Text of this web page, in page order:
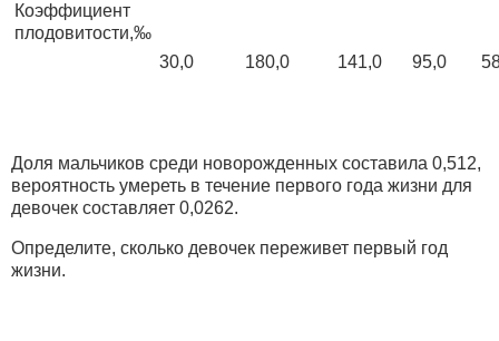
Коэффициент
плодовитости,‰
30,0
180,0 141,0 95,0
Доля мальчиков среди новорожденных составила 0,512,
вероятность умереть в течение первого года жизни для
девочек составляет 0,0262.
Определите, сколько девочек переживет первый год
жизни.